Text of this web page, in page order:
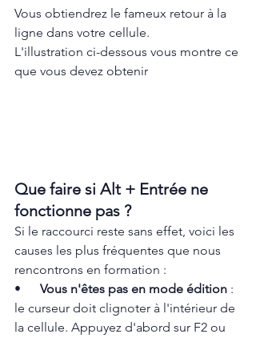
Vous obtiendrez le fameux retour à la
ligne dans votre cellule.
L'illustration ci-dessous vous montre ce
que vous devez obtenir
Que faire si Alt + Entrée ne
fonctionne pas ?
Si le raccourci reste sans effet, voici les
causes les plus fréquentes que nous
rencontrons en formation :
• Vous n'êtes pas en mode édition :
le curseur doit clignoter à l'intérieur de
la cellule. Appuyez d'abord sur F2 ou